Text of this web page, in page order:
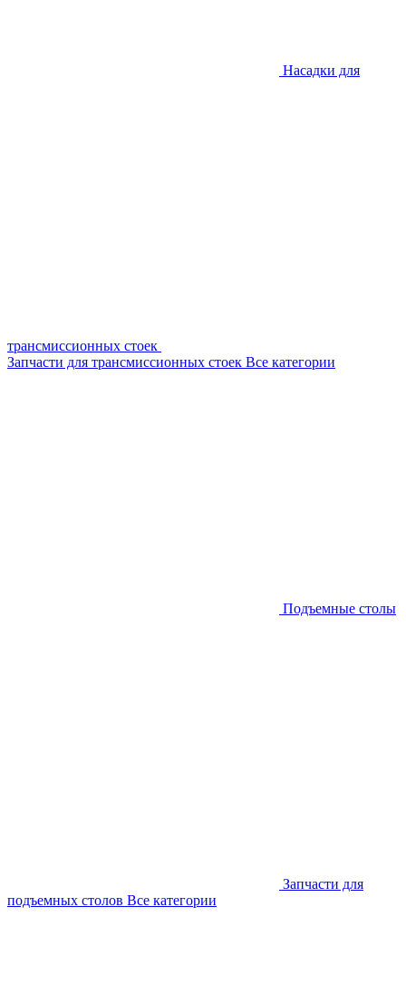
Насадки для
трансмиссионных стоек
Запчасти для трансмиссионных стоек Все категории
Подъемные столы
Запчасти для
подъемных столов Все категории